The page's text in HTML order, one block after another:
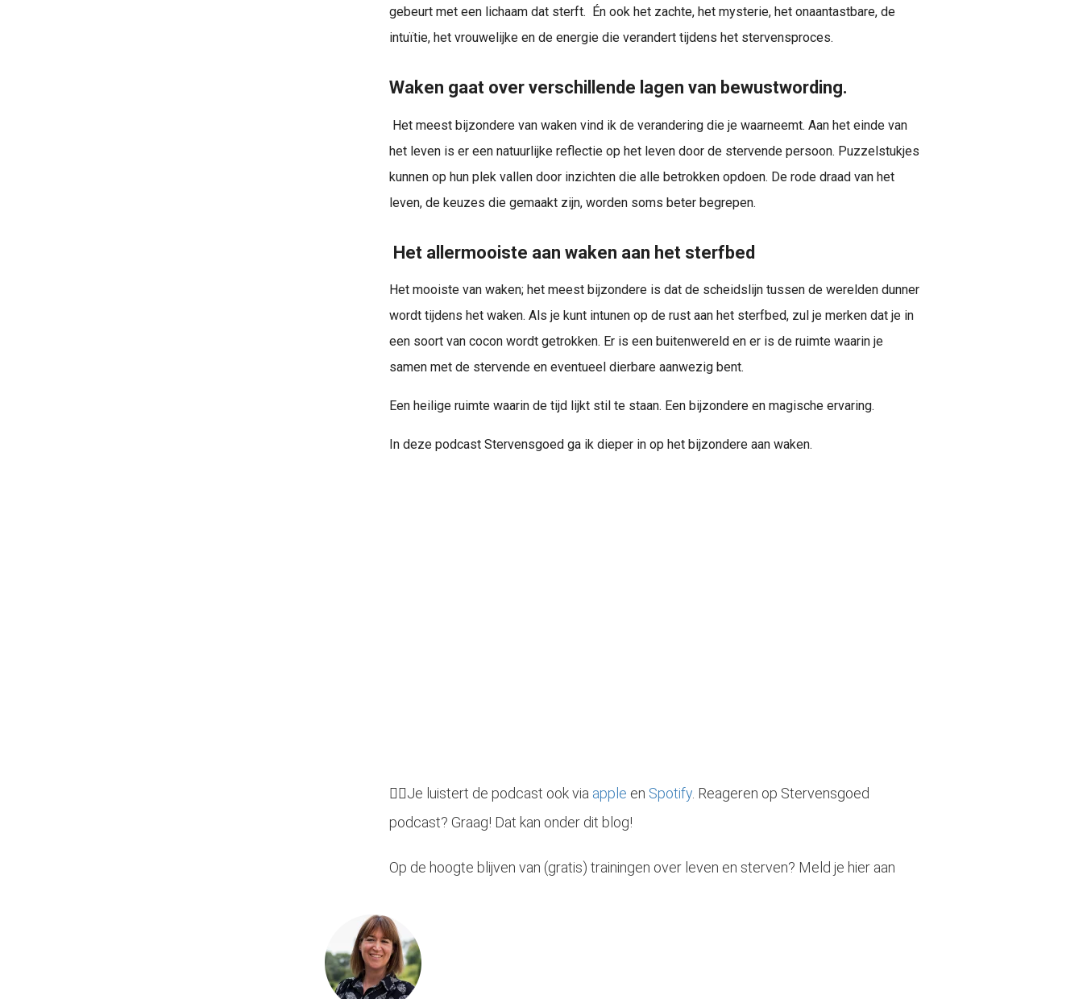
gebeurt met een lichaam dat sterft. Én ook het zachte, het mysterie, het onaantastbare, de
intuïtie, het vrouwelijke en de energie die verandert tijdens het stervensproces.
Waken gaat over verschillende lagen van bewustwording.
Het meest bijzondere van waken vind ik de verandering die je waarneemt. Aan het einde van
het leven is er een natuurlijke reflectie op het leven door de stervende persoon. Puzzelstukjes
kunnen op hun plek vallen door inzichten die alle betrokken opdoen. De rode draad van het
leven, de keuzes die gemaakt zijn, worden soms beter begrepen.
Het allermooiste aan waken aan het sterfbed
Het mooiste van waken; het meest bijzondere is dat de scheidslijn tussen de werelden dunner
wordt tijdens het waken. Als je kunt intunen op de rust aan het sterfbed, zul je merken dat je in
een soort van cocon wordt getrokken. Er is een buitenwereld en er is de ruimte waarin je
samen met de stervende en eventueel dierbare aanwezig bent.
Een heilige ruimte waarin de tijd lijkt stil te staan. Een bijzondere en magische ervaring.
In deze podcast Stervensgoed ga ik dieper in op het bijzondere aan waken.
👉🏻Je luistert de podcast ook via apple en Spotify . Reageren op Stervensgoed
podcast? Graag! Dat kan onder dit blog!
Op de hoogte blijven van (gratis) trainingen over leven en sterven? Meld je hier aan